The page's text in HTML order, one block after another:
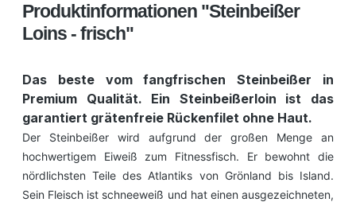
Produktinformationen "Steinbeißer
Loins - frisch"
Das beste vom fangfrischen Steinbeißer in
Premium Qualität. Ein Steinbeißerloin ist das
garantiert grätenfreie Rückenfilet ohne Haut.
Der Steinbeißer wird aufgrund der großen Menge an
hochwertigem Eiweiß zum Fitnessfisch. Er bewohnt die
nördlichsten Teile des Atlantiks von Grönland bis Island.
Sein Fleisch ist schneeweiß und hat einen ausgezeichneten,